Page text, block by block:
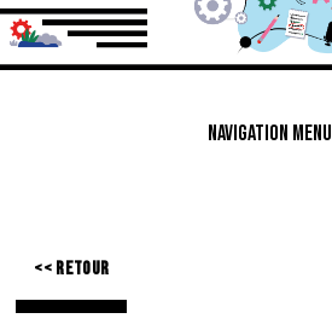
NAVIGATION MENU
<< RETOUR